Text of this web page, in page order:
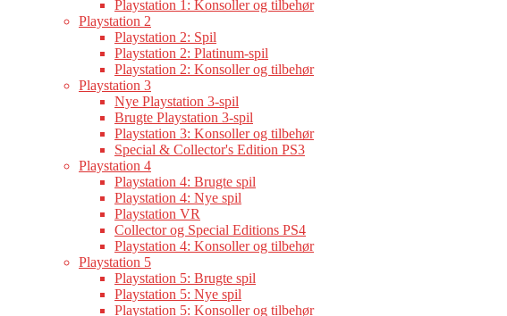
Playstation 1: Konsoller og tilbehør
Playstation 2
Playstation 2: Spil
Playstation 2: Platinum-spil
Playstation 2: Konsoller og tilbehør
Playstation 3
Nye Playstation 3-spil
Brugte Playstation 3-spil
Playstation 3: Konsoller og tilbehør
Special & Collector's Edition PS3
Playstation 4
Playstation 4: Brugte spil
Playstation 4: Nye spil
Playstation VR
Collector og Special Editions PS4
Playstation 4: Konsoller og tilbehør
Playstation 5
Playstation 5: Brugte spil
Playstation 5: Nye spil
Playstation 5: Konsoller og tilbehør